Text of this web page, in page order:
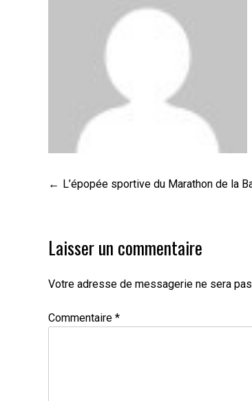
Navigation
l’article
L’épopée sportive du Marathon de la
Laisser un commentaire
Votre adresse de messagerie ne sera
Commentaire *